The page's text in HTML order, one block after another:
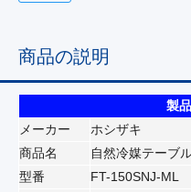
商品の説明
製
メーカー
ホシザキ
商品名
自然冷媒テーブ
型番
FT-150SNJ-ML